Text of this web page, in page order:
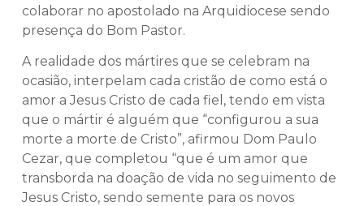
colaborar no apostolado na Arquidiocese sendo
presença do Bom Pastor.
A realidade dos mártires que se celebram na
ocasião, interpelam cada cristão de como está o
amor a Jesus Cristo de cada fiel, tendo em vista
que o mártir é alguém que “configurou a sua
morte a morte de Cristo”, afirmou Dom Paulo
Cezar, que completou “que é um amor que
transborda na doação de vida no seguimento de
Jesus Cristo, sendo semente para os novos